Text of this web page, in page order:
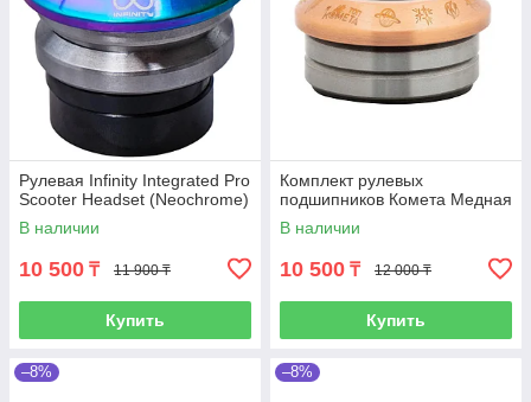
Рулевая Infinity Integrated Pro
Scooter Headset (Neochrome)
В наличии
10 500 ₸ 11 900 ₸
Купить
Комплект рулевых
подшипников Комета Медная
В наличии
10 500 ₸ 12 000 ₸
Купить
–8% –8%